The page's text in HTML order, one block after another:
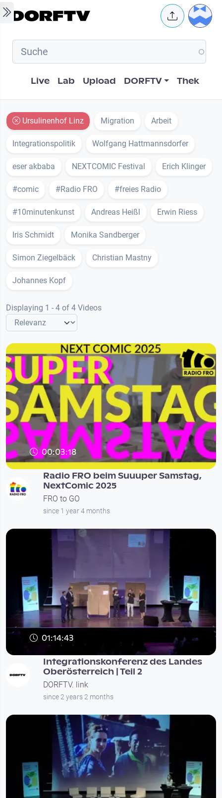
Skip to main content User
Hauptnavigation
Live Lab Upload DORFTV Thek
Ursulinenhof Linz Migration Arbeit
Integrationspolitik Wolfgang Hattmannsdorfer
eser akbaba NEXTCOMIC Festival Erich Klinger
#comic #Radio FRO #freies Radio
#10minutenkunst Andreas Heißl Erwin Riess
Iris Schmidt Monika Sandberger
Simon Ziegelbäck Christian Mastny
Johannes Kopf
Displaying 1 - 4 of 4 Videos
00:03:18
Radio FRO beim Suuuper Samstag,
NextComic 2025
FRO to GO
since 1 year 4 months
01:14:43
Integrationskonferenz des Landes
Oberösterreich | Teil 2
DORFTV. link
since 2 years 2 months